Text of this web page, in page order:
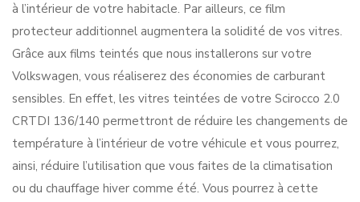
à l’intérieur de votre habitacle. Par ailleurs, ce film
protecteur additionnel augmentera la solidité de vos vitres.
Grâce aux films teintés que nous installerons sur votre
Volkswagen, vous réaliserez des économies de carburant
sensibles. En effet, les vitres teintées de votre Scirocco 2.0
CRTDI 136/140 permettront de réduire les changements de
température à l’intérieur de votre véhicule et vous pourrez,
ainsi, réduire l’utilisation que vous faites de la climatisation
ou du chauffage hiver comme été. Vous pourrez à cette